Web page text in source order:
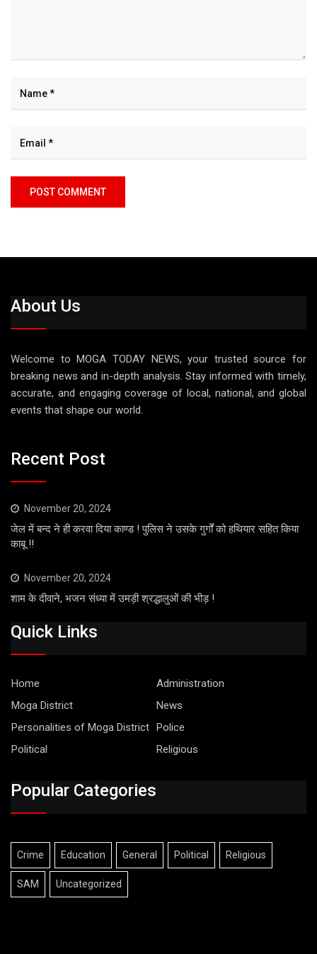
About Us
Welcome to MOGA TODAY NEWS, your trusted source for
breaking news and in-depth analysis. Stay informed with timely,
accurate, and engaging coverage of local, national, and global
events that shape our world.
Recent Post
November 20, 2024
जेल में बन्द ने ही करवा दिया काण्ड ! पुलिस ने उसके गुर्गों को हथियार सहित किया
काबू !!
November 20, 2024
शाम के दीवाने, भजन संध्या में उमड़ी श्रद्धालुओं की भीड़ !
Quick Links
Home
Administration
Moga District
News
Personalities of Moga District
Police
Political
Religious
Popular Categories
Crime Education General Political Religious
SAM Uncategorized